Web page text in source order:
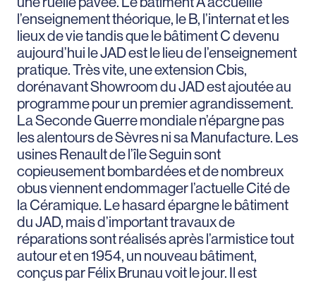
l’enseignement théorique, le B, l’internat et les
lieux de vie tandis que le bâtiment C devenu
aujourd’hui le JAD est le lieu de l’enseignement
pratique. Très vite, une extension Cbis,
dorénavant Showroom du JAD est ajoutée au
programme pour un premier agrandissement.
La Seconde Guerre mondiale n’épargne pas
les alentours de Sèvres ni sa Manufacture. Les
usines Renault de l’île Seguin sont
copieusement bombardées et de nombreux
obus viennent endommager l’actuelle Cité de
la Céramique. Le hasard épargne le bâtiment
du JAD, mais d’important travaux de
réparations sont réalisés après l’armistice tout
autour et en 1954, un nouveau bâtiment,
conçus par Félix Brunau voit le jour. Il est